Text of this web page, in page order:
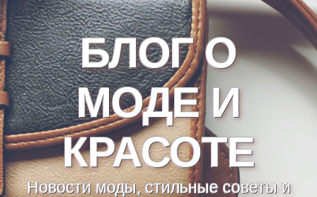
БЛОГ О
МОДЕ И
КРАСОТЕ
Новости моды, стильные советы и